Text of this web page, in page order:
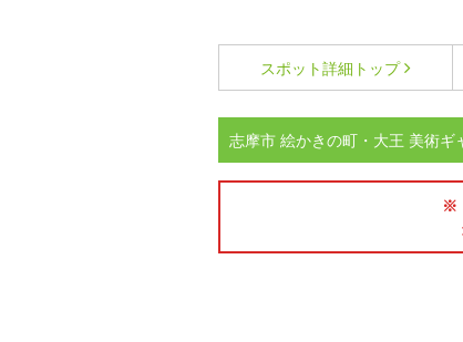
スポット詳細 トップ
志摩市 絵かきの町・大王 美術ギ
※